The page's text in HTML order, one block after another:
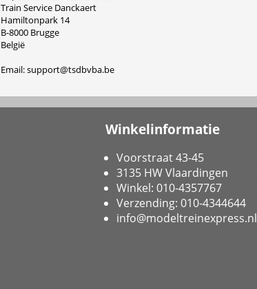
Train Service Danckaert
Hamiltonpark 14
B-8000 Brugge
België
Email: support@tsdbvba.be
Winkelinformatie
Voorstraat 43-45
3135 HW Vlaardingen
Winkel: 010-4357767
Verzending: 010-4344644
info@modeltreinexpress.nl